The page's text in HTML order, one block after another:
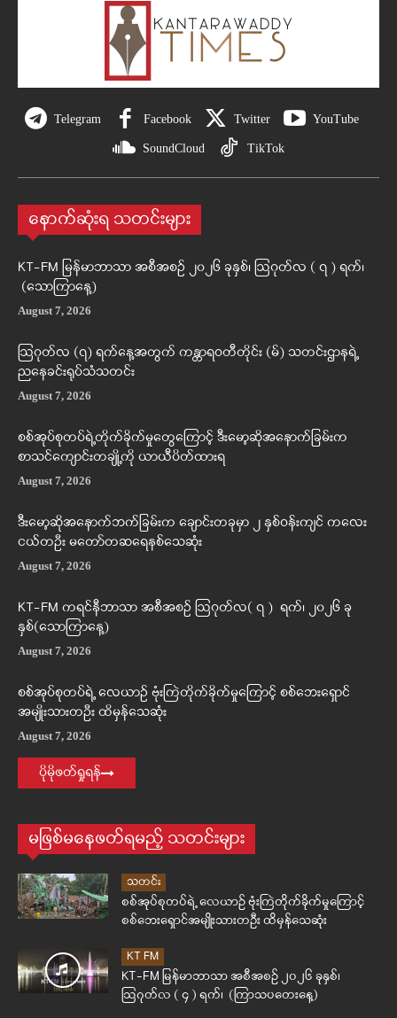
Telegram Facebook Twitter YouTube
SoundCloud TikTok
နောက်ဆုံးရ သတင်းများ
KT-FM မြန်မာဘာသာ အစီအစဉ် ၂၀၂၆ ခုနှစ်၊ ဩဂုတ်လ ( ၇ ) ရက်၊
(သောကြာနေ့)
August 7, 2026
ဩဂုတ်လ (၇) ရက်နေ့အတွက် ကန္တာရဝတီတိုင်း (မ်) သတင်းဌာနရဲ့
ညနေခင်းရုပ်သံသတင်း
August 7, 2026
စစ်အုပ်စုတပ်ရဲ့တိုက်ခိုက်မှုတွေကြောင့် ဒီးမော့ဆိုအနောက်ခြမ်းက
စာသင်ကျောင်းတချို့ကို ယာယီပိတ်ထားရ
August 7, 2026
ဒီးမော့ဆိုအနောက်ဘက်ခြမ်းက ချောင်းတခုမှာ ၂ နှစ်ဝန်းကျင် ကလေး
ငယ်တဦး မတော်တဆရေနစ်သေဆုံး
August 7, 2026
KT-FM ကရင်နီဘာသာ အစီအစဉ် ဩဂုတ်လ( ၇ ) ရက်၊ ၂၀၂၆ ခု
နှစ်(သောကြာနေ့)
August 7, 2026
စစ်အုပ်စုတပ်ရဲ့ လေယာဉ် ဗုံးကြဲတိုက်ခိုက်မှုကြောင့် စစ်ဘေးရှောင်
အမျိုးသားတဦး ထိမှန်သေဆုံး
August 7, 2026
ပိုမိုဖတ်ရှုရန်
မဖြစ်မနေဖတ်ရမည့် သတင်းများ
သတင်း
စစ်အုပ်စုတပ်ရဲ့ လေယာဉ် ဗုံးကြဲတိုက်ခိုက်မှုကြောင့်
စစ်ဘေးရှောင်အမျိုးသားတဦး ထိမှန်သေဆုံး
KT FM
KT-FM မြန်မာဘာသာ အစီအစဉ် ၂၀၂၆ ခုနှစ်၊
ဩဂုတ်လ ( ၄ ) ရက်၊ (ကြာသပတေးနေ့)